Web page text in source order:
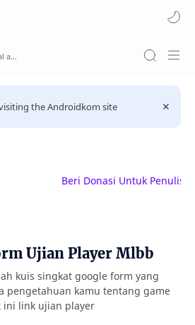
the Androidkom site
Beri Donasi Untuk Penulis |
Ujian Player Mlbb
kuis singkat google form yang
pengetahuan kamu tentang game
ini link ujian player